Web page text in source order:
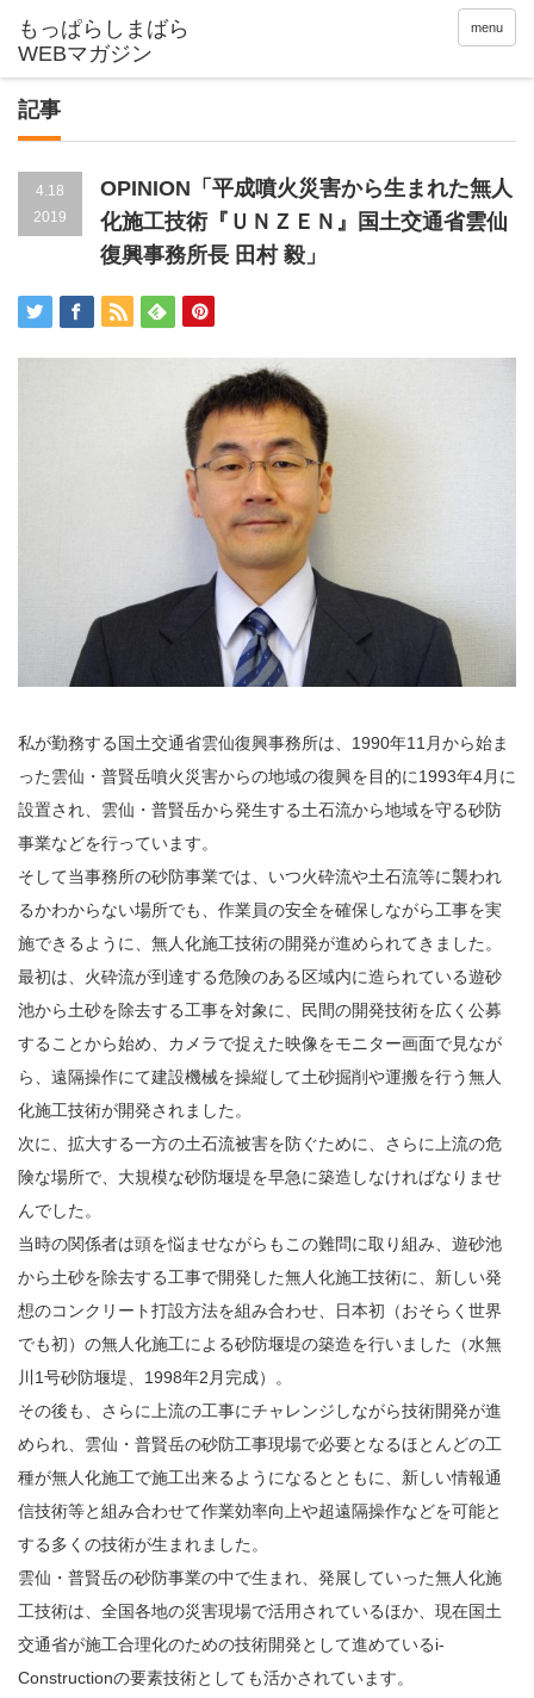
menu
記事
4.18
2019
OPINION「平成噴火災害から生まれた無人
化施工技術『ＵＮＺＥＮ』国土交通省雲仙
復興事務所長 田村 毅」
私が勤務する国土交通省雲仙復興事務所は、1990年11月から始ま
った雲仙・普賢岳噴火災害からの地域の復興を目的に1993年4月に
設置され、雲仙・普賢岳から発生する土石流から地域を守る砂防
事業などを行っています。
そして当事務所の砂防事業では、いつ火砕流や土石流等に襲われ
るかわからない場所でも、作業員の安全を確保しながら工事を実
施できるように、無人化施工技術の開発が進められてきました。
最初は、火砕流が到達する危険のある区域内に造られている遊砂
池から土砂を除去する工事を対象に、民間の開発技術を広く公募
することから始め、カメラで捉えた映像をモニター画面で見なが
ら、遠隔操作にて建設機械を操縦して土砂掘削や運搬を行う無人
化施工技術が開発されました。
次に、拡大する一方の土石流被害を防ぐために、さらに上流の危
険な場所で、大規模な砂防堰堤を早急に築造しなければなりませ
んでした。
当時の関係者は頭を悩ませながらもこの難問に取り組み、遊砂池
から土砂を除去する工事で開発した無人化施工技術に、新しい発
想のコンクリート打設方法を組み合わせ、日本初（おそらく世界
でも初）の無人化施工による砂防堰堤の築造を行いました（水無
川1号砂防堰堤、1998年2月完成）。
その後も、さらに上流の工事にチャレンジしながら技術開発が進
められ、雲仙・普賢岳の砂防工事現場で必要となるほとんどの工
種が無人化施工で施工出来るようになるとともに、新しい情報通
信技術等と組み合わせて作業効率向上や超遠隔操作などを可能と
する多くの技術が生まれました。
雲仙・普賢岳の砂防事業の中で生まれ、発展していった無人化施
工技術は、全国各地の災害現場で活用されているほか、現在国土
交通省が施工合理化のための技術開発として進めているi-
Constructionの要素技術としても活かされています。